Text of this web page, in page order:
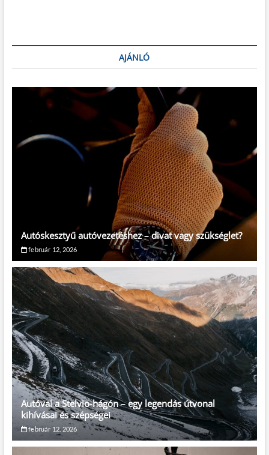
AJÁNLÓ
Autóskesztyű autóvezetéshez – divat vagy szükséglet?
február 12, 2026
Autóval a Stelvio-hágón – egy legendás útvonal
kihívásai és szépségei
február 12, 2026